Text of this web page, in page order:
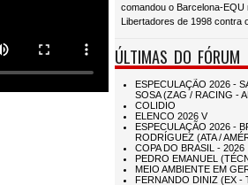
comandou o Barcelona-EQU
Libertadores de 1998 contra
ÚLTIMAS DO FÓRUM